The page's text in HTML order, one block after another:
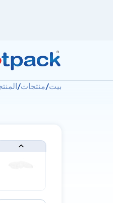
بيت/منتجات/